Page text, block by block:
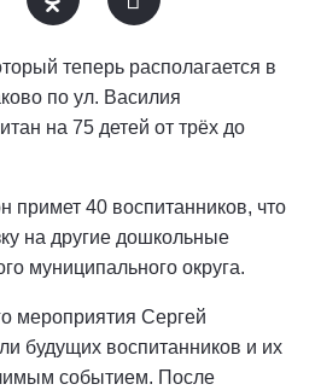
теперь располагается в
по ул. Василия
на 75 детей от трёх до
примет 40 воспитанников, что
на другие дошкольные
муниципального округа.
мероприятия Сергей
будущих воспитанников и их
событием. После